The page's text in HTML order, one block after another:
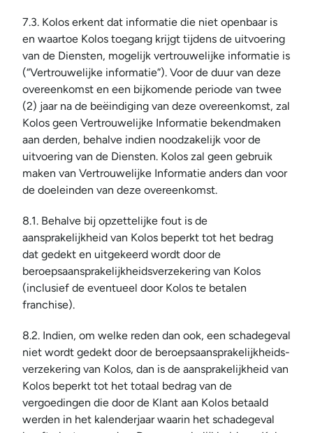
7.3. Kolos erkent dat informatie die niet openbaar is
en waartoe Kolos toegang krijgt tijdens de uitvoering
van de Diensten, mogelijk vertrouwelijke informatie is
(“Vertrouwelijke informatie”). Voor de duur van deze
overeenkomst en een bijkomende periode van twee
(2) jaar na de beëindiging van deze overeenkomst, zal
Kolos geen Vertrouwelijke Informatie bekendmaken
aan derden, behalve indien noodzakelijk voor de
uitvoering van de Diensten. Kolos zal geen gebruik
maken van Vertrouwelijke Informatie anders dan voor
de doeleinden van deze overeenkomst.
8.1. Behalve bij opzettelijke fout is de
aansprakelijkheid van Kolos beperkt tot het bedrag
dat gedekt en uitgekeerd wordt door de
beroepsaansprakelijkheidsverzekering van Kolos
(inclusief de eventueel door Kolos te betalen
franchise).
8.2. Indien, om welke reden dan ook, een schadegeval
niet wordt gedekt door de beroepsaansprakelijkheids-
verzekering van Kolos, dan is de aansprakelijkheid van
Kolos beperkt tot het totaal bedrag van de
vergoedingen die door de Klant aan Kolos betaald
werden in het kalenderjaar waarin het schadegeval